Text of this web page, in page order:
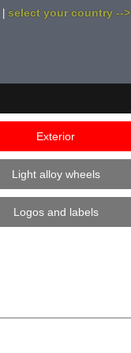
select your country -->
Exterior
Light alloy wheels
Logos and labels